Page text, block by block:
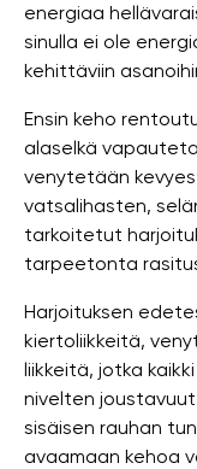
energiaa
sinulla ei ole
kehittäviin
Ensin keho
alaselkä
venytetään
vatsalihasten,
tarkoitetut
tarpeetonta
Harjoituksen
kiertoliikkeitä,
liikkeitä, jotka
nivelten
sisäisen rauhan
avaamaan kehoa